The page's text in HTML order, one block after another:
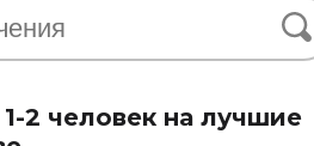
2 человек на лучшие